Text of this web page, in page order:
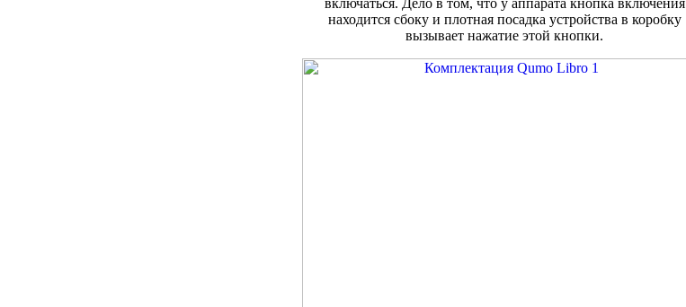
включаться. Дело в том, что у аппарата кнопка включения
находится сбоку и плотная посадка устройства в коробку
вызывает нажатие этой кнопки.